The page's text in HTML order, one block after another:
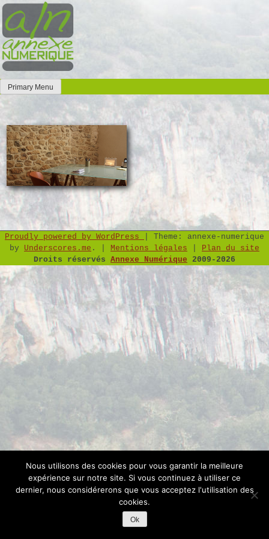
Skip
to
content
Annexe Numérique
Faites l'expérience de la simplicité
Primary Menu
Proudly powered by WordPress
Theme: annexe-numerique
by Underscores.me . Mentions légales
Plan du site
Droits réservés Annexe Numérique 2009-2026
Nous utilisons des cookies pour vous garantir la meilleure
expérience sur notre site. Si vous continuez à utiliser ce
dernier, nous considérerons que vous acceptez l'utilisation des
cookies.
Ok